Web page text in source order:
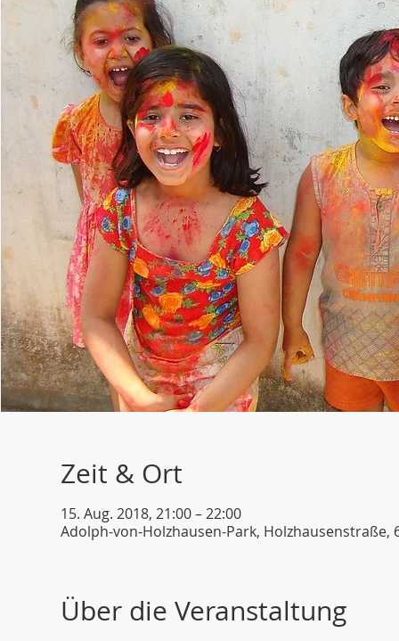
Zeit & Ort
15. Aug. 2018, 21:00 – 22:00
Adolph-von-Holzhausen-Park,
Über die Veranstaltung